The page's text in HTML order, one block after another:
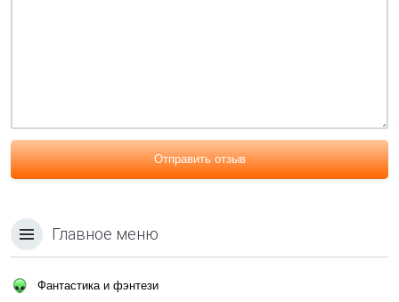
Отправить отзыв
Главное меню
Фантастика и фэнтези